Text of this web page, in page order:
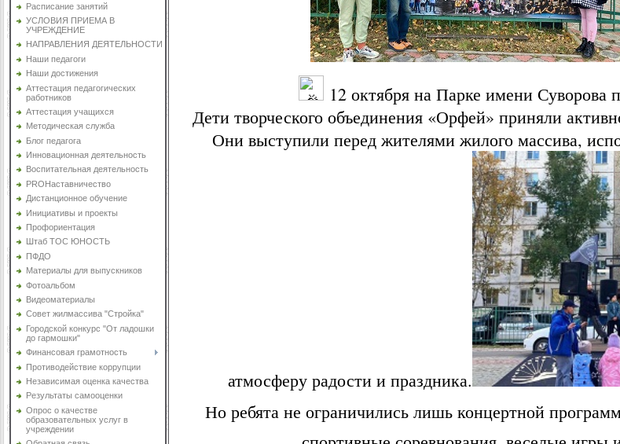
Расписание занятий
УСЛОВИЯ ПРИЕМА В
УЧРЕЖДЕНИЕ
НАПРАВЛЕНИЯ ДЕЯТЕЛЬНОСТИ
Наши педагоги
Наши достижения
Аттестация педагогических
работников
Аттестация учащихся
Методическая служба
Блог педагога
Инновационная деятельность
Воспитательная деятельность
PROНаставничество
Дистанционное обучение
Инициативы и проекты
Профориентация
Штаб ТОС ЮНОСТЬ
ПФДО
Материалы для выпускников
Фотоальбом
Видеоматериалы
Совет жилмассива "Стройка"
Городской конкурс "От ладошки
до гармошки"
Финансовая грамотность
Противодействие коррупции
Независимая оценка качества
Результаты самооценки
Опрос о качестве
образовательных услуг в
учреждении
12 октября на Парке имени Суворова
Дети творческого объединения «Орфей» приняли
Они выступили перед жителями жилого массива,
атмосферу радости и праздника.
Но ребята не ограничились лишь концертной